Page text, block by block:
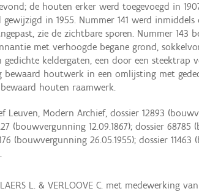
de houten erker werd toegevoegd in
in 1955. Nummer 141 werd
zie de zichtbare sporen. Nummer 143
met verhoogde begane grond,
gedichte keldergaten, een door een steektrap
bewaard houtwerk in een omlijsting met
houten raamwerk.
Leuven, Modern Archief, dossier 12893
(bouwvergunning 12.09.1867); dossier 68785
(bouwvergunning 26.05.1955); dossier
L. & VERLOOVE C. met medewerking